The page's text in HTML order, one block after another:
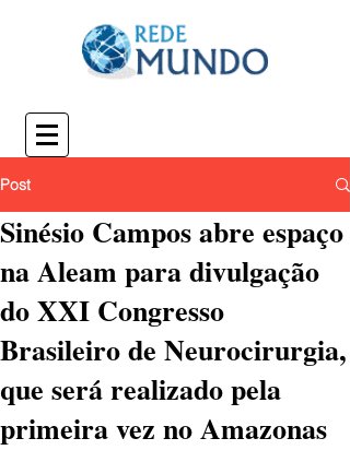
Post
Sinésio Campos abre espaço
na Aleam para divulgação
do XXI Congresso
Brasileiro de Neurocirurgia,
que será realizado pela
primeira vez no Amazonas